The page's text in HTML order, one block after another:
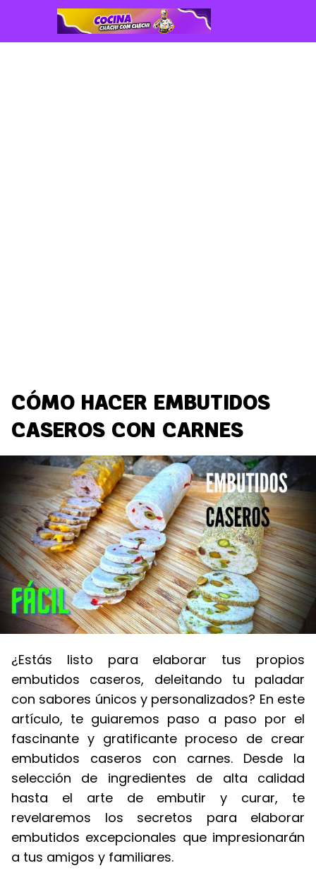
CÓMO HACER EMBUTIDOS
CASEROS CON CARNES
¿Estás listo para elaborar tus propios
embutidos caseros, deleitando tu paladar
con sabores únicos y personalizados? En este
artículo, te guiaremos paso a paso por el
fascinante y gratificante proceso de crear
embutidos caseros con carnes. Desde la
selección de ingredientes de alta calidad
hasta el arte de embutir y curar, te
revelaremos los secretos para elaborar
embutidos excepcionales que impresionarán
a tus amigos y familiares.